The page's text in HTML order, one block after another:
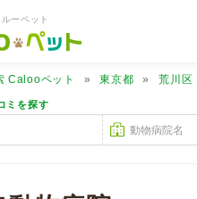
ーペット
Calooペット 東京都 荒川区
ミを探す